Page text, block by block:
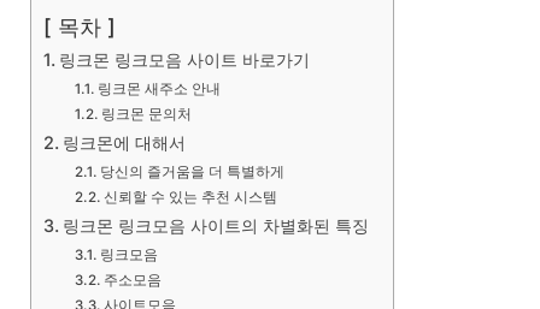
[ 목차 ]
링크몬 링크모음 사이트 바로가기
링크몬 새주소 안내
링크몬 문의처
링크몬에 대해서
당신의 즐거움을 더 특별하게
신뢰할 수 있는 추천 시스템
링크몬 링크모음 사이트의 차별화된 특징
링크모음
주소모음